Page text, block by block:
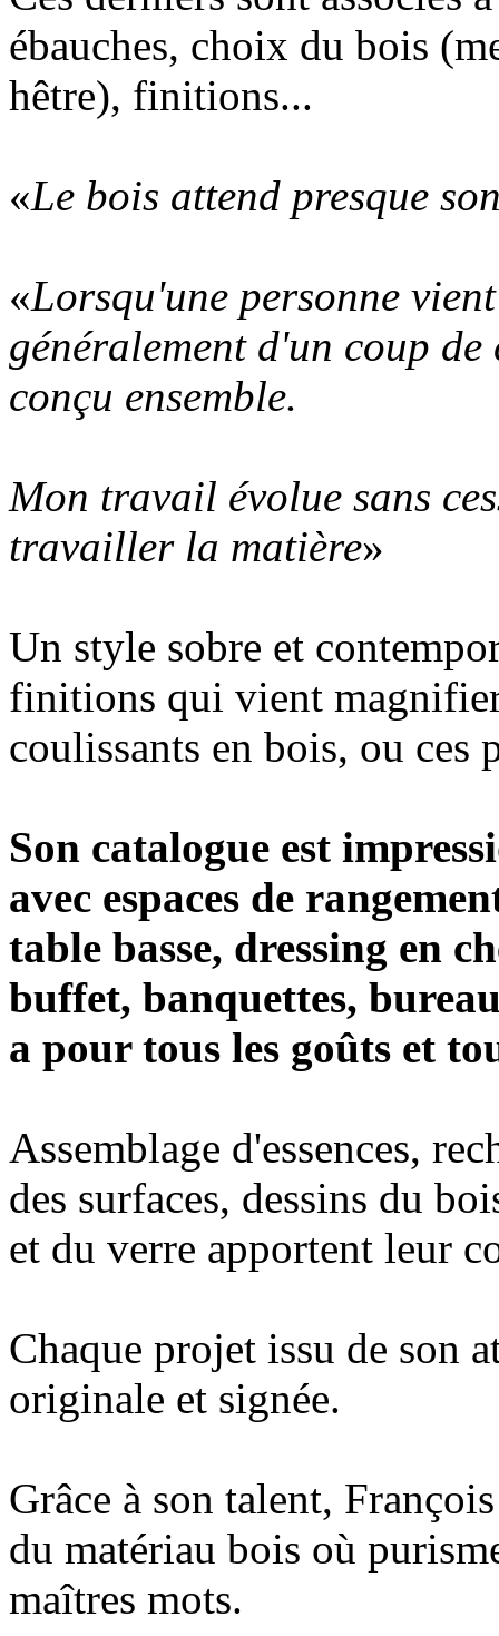
ébauches, choix du bois
hêtre), finitions...
«Le bois attend presque
«Lorsqu'une personne
généralement d'un coup
conçu ensemble.
Mon travail évolue sans
travailler la matière»
Un style sobre et
finitions qui vient
coulissants en bois, ou ces
Son catalogue est
avec espaces de
table basse, dressing en
buffet, banquettes,
a pour tous les goûts et
Assemblage d'essences,
des surfaces, dessins du
et du verre apportent leur
Chaque projet issu de son
originale et signée.
Grâce à son talent,
du matériau bois où
maîtres mots.